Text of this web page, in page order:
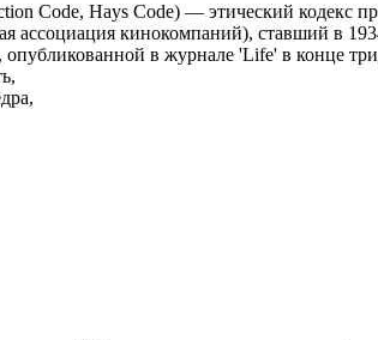
Code, Hays Code) — этический кодекс
ассоциация кинокомпаний), ставший в
в журнале 'Life' в конце